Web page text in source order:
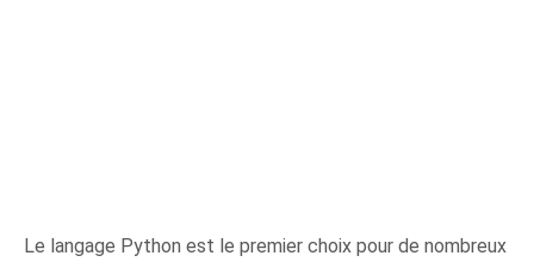
Le langage Python est le premier choix pour de nombreux